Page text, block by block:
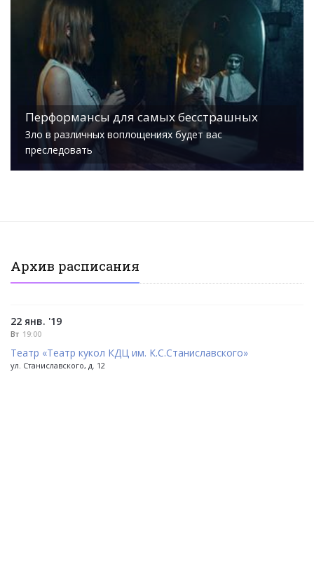
Перформансы для самых бесстрашных
Зло в различных воплощениях будет вас
преследовать
Архив расписания
22 янв. '19
Вт 19:00
Театр «Театр кукол КДЦ им. К.С.Станиславского»
ул. Станиславского, д. 12